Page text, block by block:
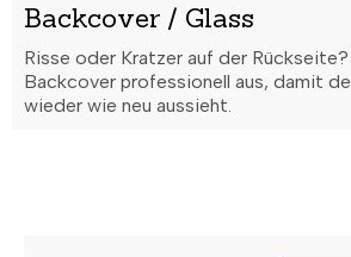
Backcover / Glass
Risse oder Kratzer auf der
Backcover professionell aus, damit
wieder wie neu aussieht.